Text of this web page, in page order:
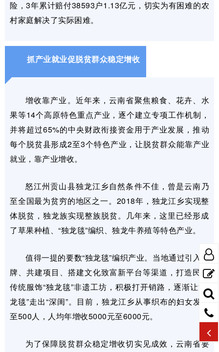
险，3年累计赔付38593户1.13亿元，切实为有困难的农
村家庭解决了实际困难。
抓产业就业促脱贫群众稳定增收
增收靠产业。近年来，云南省聚焦粮食、花卉、水
果等14个高原特色重点产业，逐个建立专项工作机制，
并将超过65%的中央财政衔接资金用于产业发展，推动
每个脱贫县形成2至3个特色产业，让脱贫群众能靠产业
就业，靠产业增收。
怒江州贡山县独龙江乡自然条件不佳，曾是云南乃
至全国最为贫穷的地区之一。2018年，独龙江乡实现整
体脱贫，独龙族实现整族脱贫。几年来，这里已经形成
了草果种植、“独龙毯”编织、独龙牛养殖等特色产业。
值得一提的要数“独龙毯”编织产业。当地通过引入品
牌、共建项目、搭建文化致富新平台等渠道，打造民族
传统服饰“独龙毯”非遗工坊，积极打开销路，逐渐让“独
龙毯”走出“深闺”。目前，独龙江乡从事织布的妇女发展
至500人，人均年增收5000元至6000元。
为了保障脱贫群众稳定增收切实见成效，云南省要